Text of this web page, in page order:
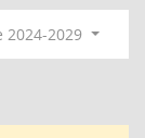
2024-2029